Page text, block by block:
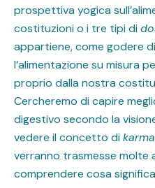
prospettiva yogica
costituzioni o i tre tipi di
appartiene, come godere
l’alimentazione su misura
proprio dalla nostra
Cercheremo di capire
digestivo secondo la
vedere il concetto di karma
verranno trasmesse molte
comprendere cosa significa